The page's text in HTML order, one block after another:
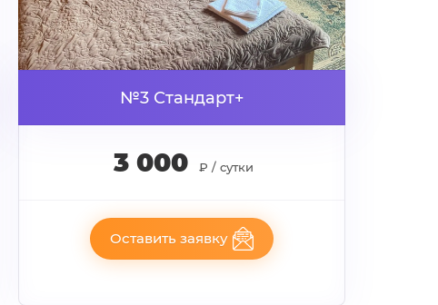
№3 Стандарт+
3 000 ₽ / сутки
Оставить заявку